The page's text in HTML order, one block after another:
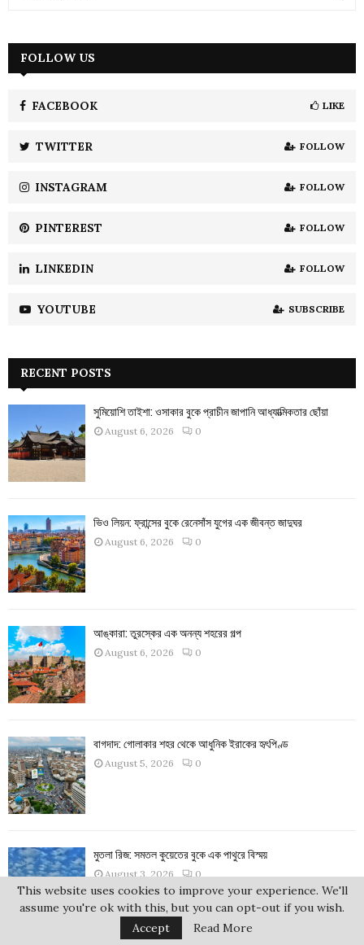
h
H
FOLLOW US
FACEBOOK LIKE
TWITTER FOLLOW
INSTAGRAM FOLLOW
PINTEREST FOLLOW
LINKEDIN FOLLOW
YOUTUBE SUBSCRIBE
RECENT POSTS
সুমিয়োশি তাইশা: ওসাকার বুকে প্রাচীন জাপানি আধ্যাত্মিকতার ছোঁয়া
August 6, 2026 0
ভিও লিয়ন: ফ্রান্সের বুকে রেনেসাঁস যুগের এক জীবন্ত জাদুঘর
August 6, 2026 0
আঙ্কারা: তুরস্কের এক অনন্য শহরের গল্প
August 6, 2026 0
বাগদাদ: গোলাকার শহর থেকে আধুনিক ইরাকের হৃৎপিণ্ড
August 5, 2026 0
মুতলা রিজ: সমতল কুয়েতের বুকে এক পাথুরে বিস্ময়
August 3, 2026 0
This website uses cookies to improve your experience. We'll
assume you're ok with this, but you can opt-out if you wish.
Accept
Read More